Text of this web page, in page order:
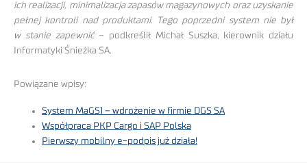
ich realizacji, minimalizacja zapasów magazynowych oraz uzyskanie
pełnej kontroli nad produktami. Tego poprzedni system nie był
w stanie zapewnić– podkreślił Michał Suszka, kierownik działu
Informatyki Śnieżka SA.
Powiązane wpisy:
System MaGS1 – wdrożenie w firmie DGS SA
Współpraca PKP Cargo i SAP Polska
Pierwszy mobilny e-podpis już działa!